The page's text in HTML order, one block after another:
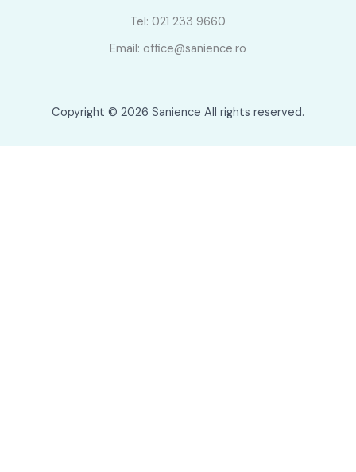
Tel: 021 233 9660
Email: office@sanience.ro
Copyright © 2026 Sanience All rights reserved.